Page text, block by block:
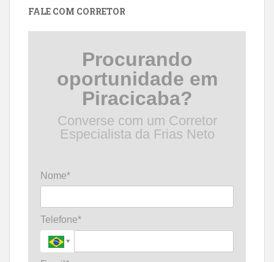
FALE COM CORRETOR
Procurando
oportunidade em
Piracicaba?
Converse com um Corretor
Especialista da Frias Neto
Nome*
Telefone*